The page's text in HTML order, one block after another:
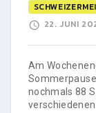
22. JUNI
Am
nochmals 88